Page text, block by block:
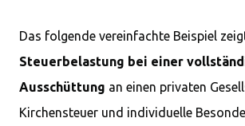
Das folgende vereinfachte Beispiel
Steuerbelastung bei einer
Ausschüttung an einen privaten
Kirchensteuer und individuelle